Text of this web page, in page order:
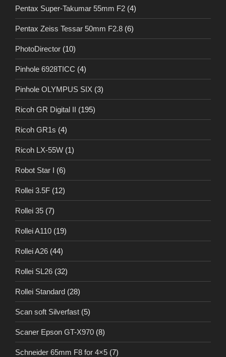
Pentax Super-Takumar 55mm F2 (4)
Pentax Zeiss Tessar 50mm F2.8 (6)
PhotoDirector (10)
Pinhole 6928TICC (4)
Pinhole OLYMPUS SIX (3)
Ricoh GR Digital II (195)
Ricoh GR1s (4)
Ricoh LX-55W (1)
Robot Star I (6)
Rollei 3.5F (12)
Rollei 35 (7)
Rollei A110 (19)
Rollei A26 (44)
Rollei SL26 (32)
Rollei Standard (28)
Scan soft Silverfast (5)
Scaner Epson GT-X970 (8)
Schneider 65mm F8 for 4×5 (7)